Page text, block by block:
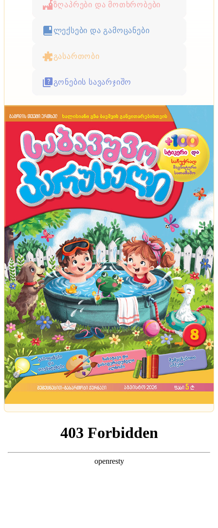
ზღაპრები და მოთხრობები
ლექსები და გამოცანები
გასართობი
გონების სავარჯიშო